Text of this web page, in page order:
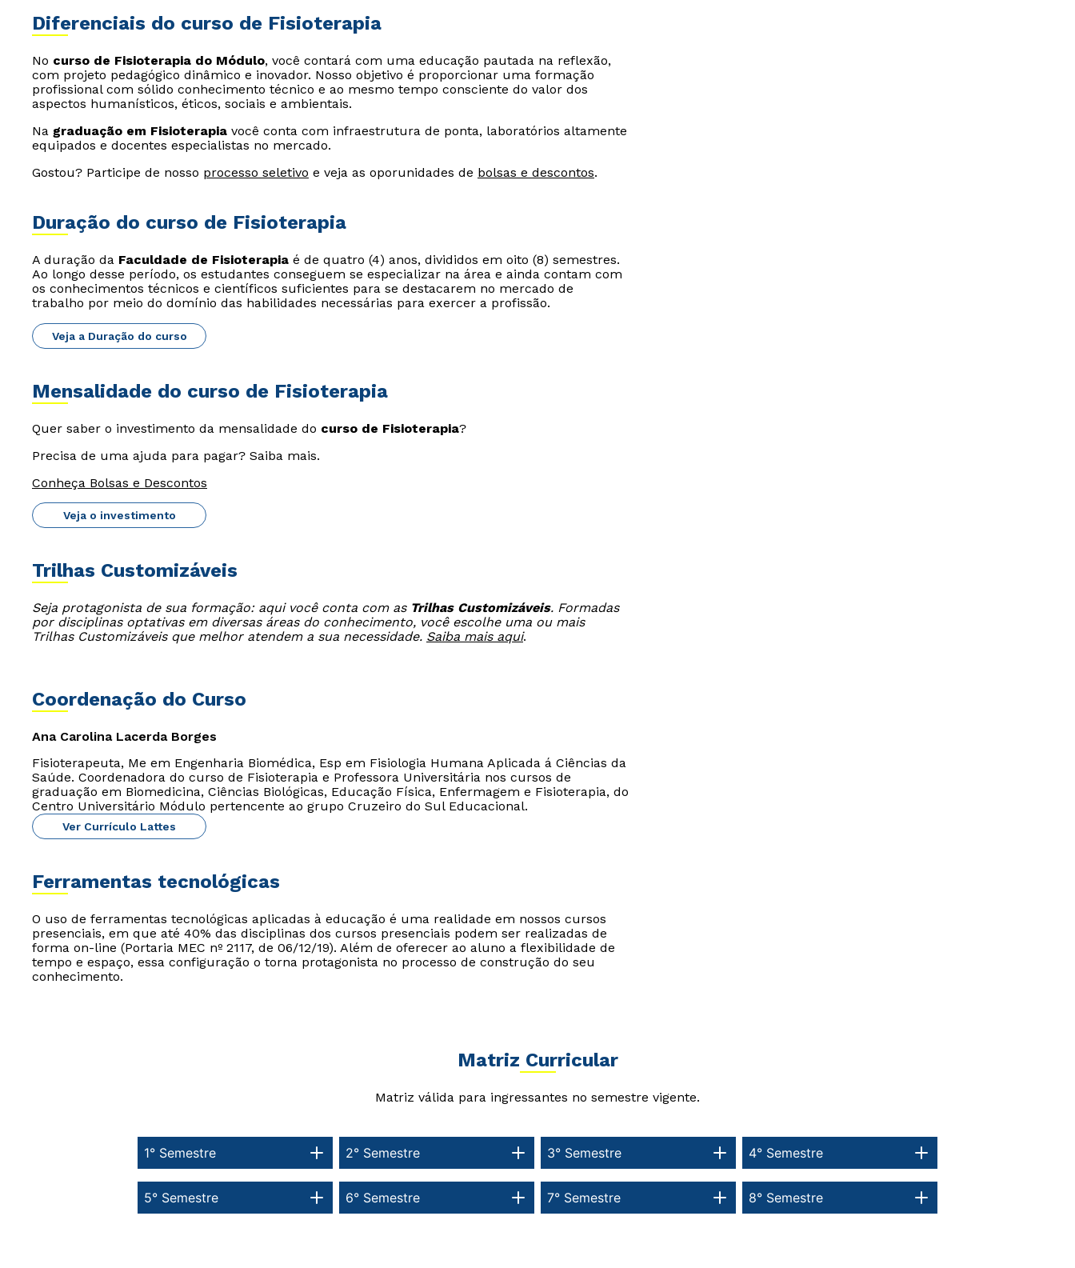
Diferenciais do curso de Fisioterapia
No curso de Fisioterapia do Módulo, você contará com uma educação pautada na reflexão,
com projeto pedagógico dinâmico e inovador. Nosso objetivo é proporcionar uma formação
profissional com sólido conhecimento técnico e ao mesmo tempo consciente do valor dos
aspectos humanísticos, éticos, sociais e ambientais.
Na graduação em Fisioterapia você conta com infraestrutura de ponta, laboratórios altamente
equipados e docentes especialistas no mercado.
Gostou? Participe de nosso processo seletivo e veja as oporunidades de bolsas e descontos.
Duração do curso de Fisioterapia
A duração da Faculdade de Fisioterapia é de quatro (4) anos, divididos em oito (8) semestres.
Ao longo desse período, os estudantes conseguem se especializar na área e ainda contam com
os conhecimentos técnicos e científicos suficientes para se destacarem no mercado de
trabalho por meio do domínio das habilidades necessárias para exercer a profissão.
Veja a Duração do curso
Mensalidade do curso de Fisioterapia
Quer saber o investimento da mensalidade do curso de Fisioterapia?
Precisa de uma ajuda para pagar? Saiba mais.
Conheça Bolsas e Descontos
Veja o investimento
Trilhas Customizáveis
Seja protagonista de sua formação: aqui você conta com as Trilhas Customizáveis. Formadas
por disciplinas optativas em diversas áreas do conhecimento, você escolhe uma ou mais
Trilhas Customizáveis que melhor atendem a sua necessidade. Saiba mais aqui.
Coordenação do Curso
Ana Carolina Lacerda Borges
Fisioterapeuta, Me em Engenharia Biomédica, Esp em Fisiologia Humana Aplicada á Ciências da
Saúde. Coordenadora do curso de Fisioterapia e Professora Universitária nos cursos de
graduação em Biomedicina, Ciências Biológicas, Educação Física, Enfermagem e Fisioterapia, do
Centro Universitário Módulo pertencente ao grupo Cruzeiro do Sul Educacional.
Ver Currículo Lattes
Ferramentas tecnológicas
O uso de ferramentas tecnológicas aplicadas à educação é uma realidade em nossos cursos
presenciais, em que até 40% das disciplinas dos cursos presenciais podem ser realizadas de
forma on-line (Portaria MEC nº 2117, de 06/12/19). Além de oferecer ao aluno a flexibilidade de
tempo e espaço, essa configuração o torna protagonista no processo de construção do seu
conhecimento.
Matriz Curricular
Matriz válida para ingressantes no semestre vigente.
1° Semestre
8° Semestre
7° Semestre
6° Semestre
5° Semestre
4° Semestre
3° Semestre
2° Semestre
Estou de acordo com aPolítica de Privacidade.
autorizo que meus dados sejam utilizados para o
Estou de acordo com aPolítica de Privacidade.
autorizo que meus dados sejam utilizados para o